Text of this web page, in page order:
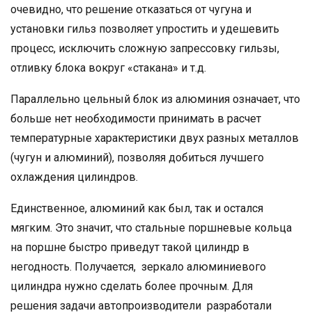
очевидно, что решение отказаться от чугуна и
установки гильз позволяет упростить и удешевить
процесс, исключить сложную запрессовку гильзы,
отливку блока вокруг «стакана» и т.д.
Параллельно цельный блок из алюминия означает, что
больше нет необходимости принимать в расчет
температурные характеристики двух разных металлов
(чугун и алюминий), позволяя добиться лучшего
охлаждения цилиндров.
Единственное, алюминий как был, так и остался
мягким. Это значит, что стальные поршневые кольца
на поршне быстро приведут такой цилиндр в
негодность. Получается, зеркало алюминиевого
цилиндра нужно сделать более прочным. Для
решения задачи автопроизводители разработали